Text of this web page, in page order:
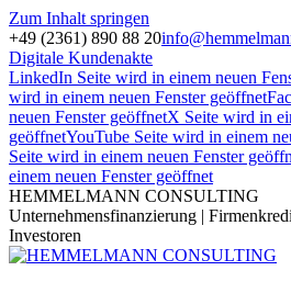
Zum Inhalt springen
+49 (2361) 890 88 20
Digitale Kundenakte
LinkedIn Seite wird in einem neuen
wird in einem neuen Fenster geöffnet
neuen Fenster geöffnetX Seite wird in
geöffnetYouTube Seite wird in einem
Seite wird in einem neuen Fenster
einem neuen Fenster geöffnet
HEMMELMANN CONSULTING
Unternehmensfinanzierung |
Investoren